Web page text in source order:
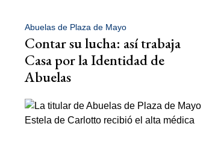
Abuelas de Plaza de Mayo
Contar su lucha: así trabaja
Casa por la Identidad de
Abuelas